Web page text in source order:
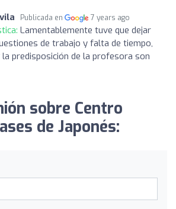
Publicada en 7 years ago
Lamentablemente tuve que dejar
de trabajo y falta de tiempo,
predisposición de la profesora son
sobre Centro
de Japonés: